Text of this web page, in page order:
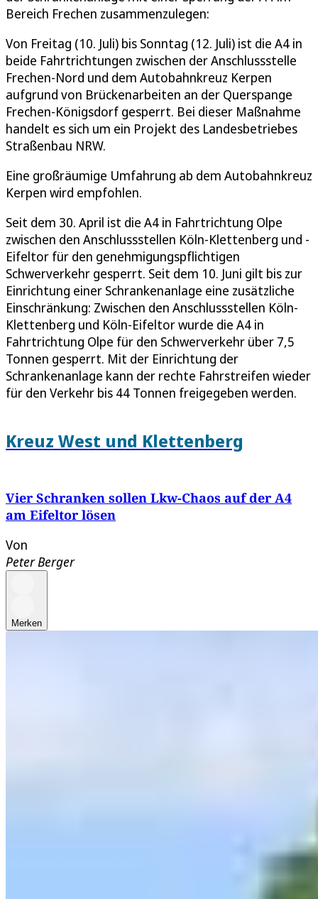
Bereich Frechen zusammenzulegen:
Von Freitag (10. Juli) bis Sonntag (12. Juli) ist die A4 in
beide Fahrtrichtungen zwischen der Anschlussstelle
Frechen-Nord und dem Autobahnkreuz Kerpen
aufgrund von Brückenarbeiten an der Querspange
Frechen-Königsdorf gesperrt. Bei dieser Maßnahme
handelt es sich um ein Projekt des Landesbetriebes
Straßenbau NRW.
Eine großräumige Umfahrung ab dem Autobahnkreuz
Kerpen wird empfohlen.
Seit dem 30. April ist die A4 in Fahrtrichtung Olpe
zwischen den Anschlussstellen Köln-Klettenberg und -
Eifeltor für den genehmigungspflichtigen
Schwerverkehr gesperrt. Seit dem 10. Juni gilt bis zur
Einrichtung einer Schrankenanlage eine zusätzliche
Einschränkung: Zwischen den Anschlussstellen Köln-
Klettenberg und Köln-Eifeltor wurde die A4 in
Fahrtrichtung Olpe für den Schwerverkehr über 7,5
Tonnen gesperrt. Mit der Einrichtung der
Schrankenanlage kann der rechte Fahrstreifen wieder
für den Verkehr bis 44 Tonnen freigegeben werden.
Kreuz West und Klettenberg
Vier Schranken sollen Lkw-Chaos auf der A4
am Eifeltor lösen
Von
Peter Berger
Merken